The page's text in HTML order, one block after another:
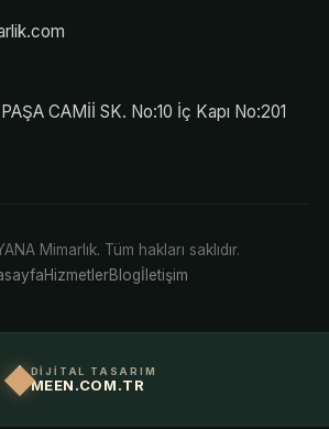
CAMİİ SK. No:10 İç Kapı No:201
Mimarlık. Tüm hakları saklıdır.
HizmetlerBlogİletişim
DİJİTAL TASARIM
MEEN.COM.TR